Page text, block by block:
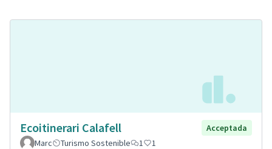
Ecoitinerari Calafell
Acceptada
Marc
Turismo Sostenible 1 1